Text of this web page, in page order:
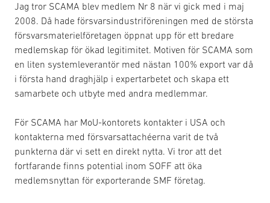
Jag tror SCAMA blev medlem Nr 8 när vi gick med i maj
2008. Då hade försvarsindustriföreningen med de största
försvarsmaterielföretagen öppnat upp för ett bredare
medlemskap för ökad legitimitet. Motiven för SCAMA som
en liten systemleverantör med nästan 100% export var då
i första hand draghjälp i expertarbetet och skapa ett
samarbete och utbyte med andra medlemmar.
För SCAMA har MoU-kontorets kontakter i USA och
kontakterna med försvarsattachéerna varit de två
punkterna där vi sett en direkt nytta. Vi tror att det
fortfarande finns potential inom SOFF att öka
medlemsnyttan för exporterande SMF företag.